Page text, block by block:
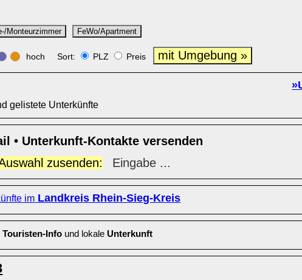
Monteurzimmer FeWo/Apartment
hoch Sort: PLZ Preis mit Umgebung »
gelistete Unterkünfte
• Unterkunft-Kontakte versenden
zusenden:
Eingabe ...
im Landkreis Rhein-Sieg-Kreis
Touristen-Info und lokale Unterkunft